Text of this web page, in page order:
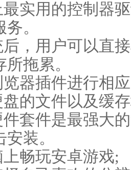
实用的控制器
。
，用户可以直
拖累。
器插件进行相
的文件以及缓
套件是最强大
装。
畅玩安卓游戏;